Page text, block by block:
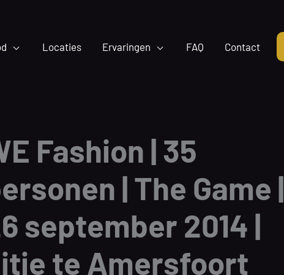
Locaties Ervaringen FAQ Contact
Fashion | 35
| The Game |
september 2014 |
te Amersfoort